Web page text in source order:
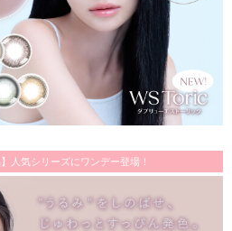
人気シリーズにワンデー登場！